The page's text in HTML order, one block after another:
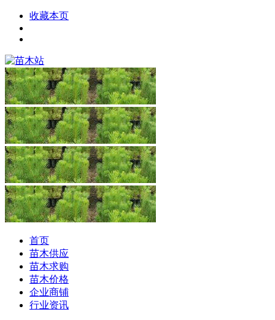
收藏本页
首页
苗木供应
苗木求购
苗木价格
企业商铺
行业资讯